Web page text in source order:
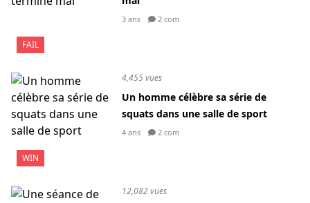
FAIL
3 ans 2 com
WIN
4,455 vues
Un homme célèbre sa série de
squats dans une salle de sport
4 ans 2 com
12,082 vues